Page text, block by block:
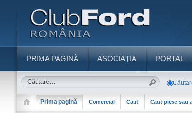
PRIMA PAGINĂ ASOCIAŢIA PORTAL
Prima pagină Comercial Caut Caut piese sau